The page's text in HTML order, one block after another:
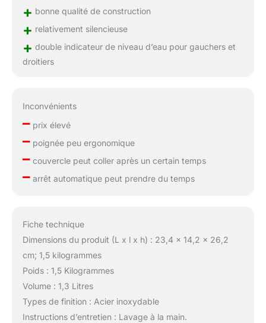
+ bonne qualité de construction
+ relativement silencieuse
+ double indicateur de niveau d’eau pour gauchers et
droitiers
Inconvénients
–prix élevé
–poignée peu ergonomique
–couvercle peut coller après un certain temps
–arrêt automatique peut prendre du temps
Fiche technique
Dimensions du produit (L x l x h) : 23,4 x 14,2 x 26,2
cm; 1,5 kilogrammes
Poids : 1,5 Kilogrammes
Volume : 1,3 Litres
Types de finition : Acier inoxydable
Instructions d’entretien : Lavage à la main.